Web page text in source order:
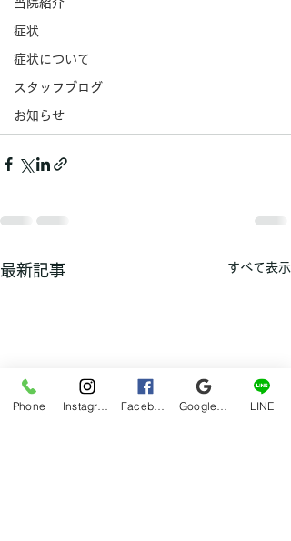
当院紹介
症状
症状について
スタッフブログ
お知らせ
最新記事 すべて表示
Phone LINE